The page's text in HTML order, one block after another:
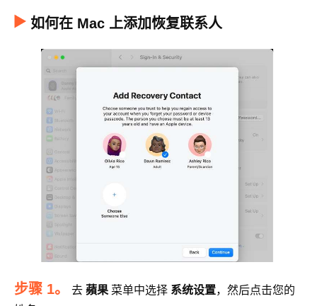
如何在 Mac 上添加恢复联系人
步骤 1。 去 蘋果菜单中选择 系统设置，然后点击您的